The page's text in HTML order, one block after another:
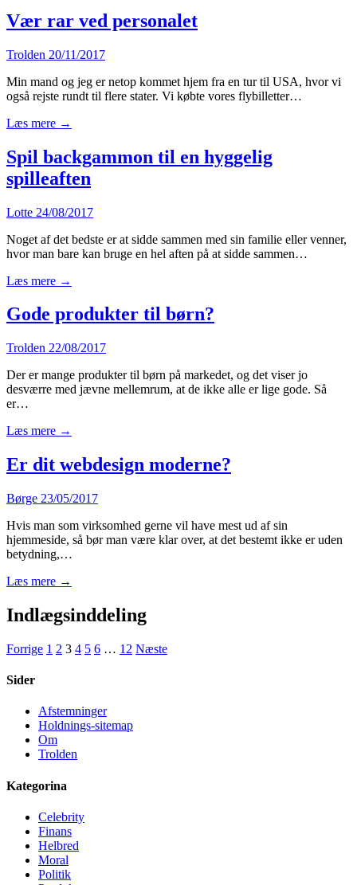
Vær rar ved personalet
Trolden 20/11/2017
Min mand og jeg er netop kommet hjem fra en tur til USA, hvor vi
også rejste rundt til flere stater. Vi købte vores flybilletter…
Læs mere →
Spil backgammon til en hyggelig
spilleaften
Lotte 24/08/2017
Noget af det bedste er at sidde sammen med sin familie eller venner,
hvor man bare kan bruge en hel aften på at sidde sammen…
Læs mere →
Gode produkter til børn?
Trolden 22/08/2017
Der er mange produkter til børn på markedet, og det viser jo
desværre med jævne mellemrum, at de ikke alle er lige gode. Så
er…
Læs mere →
Er dit webdesign moderne?
Børge 23/05/2017
Hvis man som virksomhed gerne vil have mest ud af sin
hjemmeside, så bør man være klar over, at det bestemt ikke er uden
betydning,…
Læs mere →
Indlægsinddeling
Forrige 1 2 3 4 5 6 … 12 Næste
Sider
Afstemninger
Holdnings-sitemap
Om
Trolden
Kategorina
Celebrity
Finans
Helbred
Moral
Politik